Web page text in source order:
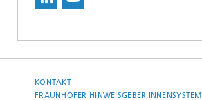
KONTAKT
FRAUNHOFER HINWEISGEBER:INNENSYSTEM